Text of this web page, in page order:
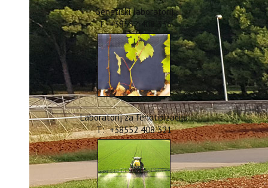
Genetički laboratorij
T: +38552 408 336
Laboratorij za fenotipizaciju
T: +38552 408 321